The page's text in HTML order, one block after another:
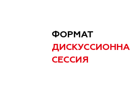
ФОРМАТ
СЕССИЯ